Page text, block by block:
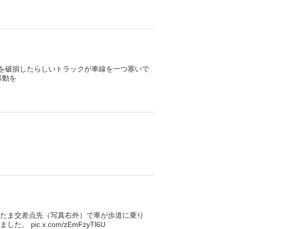
破損したらしいトラックが車線を一つ塞いで
動を
ま交差点先（写真右外）で車が歩道に乗り
した。 pic.x.com/zEmFzyTl6U